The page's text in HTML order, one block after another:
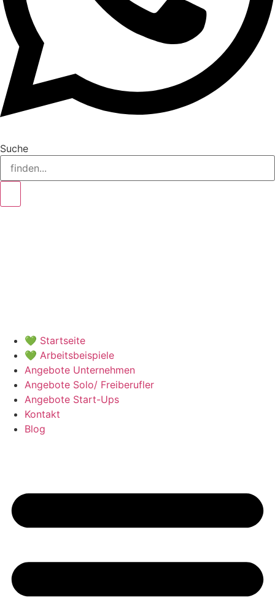
Suche
💚 Startseite
💚 Arbeitsbeispiele
Angebote Unternehmen
Angebote Solo/ Freiberufler
Angebote Start-Ups
Kontakt
Blog